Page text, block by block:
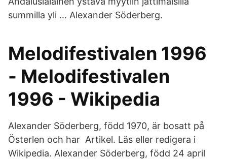
summilla yli … Alexander Söderberg.
Melodifestivalen 1996
- Melodifestivalen
1996 - Wikipedia
Alexander Söderberg, född 1970, är bosatt på
Österlen och har Artikel. Läs eller redigera i
Wikipedia. Alexander Söderberg, född 24 april